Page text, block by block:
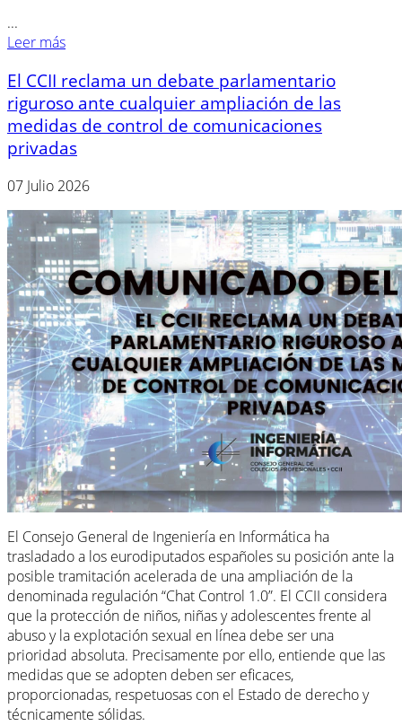
...
Leer más
El CCII reclama un debate parlamentario
riguroso ante cualquier ampliación de las
medidas de control de comunicaciones
privadas
07 Julio 2026
El Consejo General de Ingeniería en Informática ha
trasladado a los eurodiputados españoles su posición ante la
posible tramitación acelerada de una ampliación de la
denominada regulación “Chat Control 1.0”. El CCII considera
que la protección de niños, niñas y adolescentes frente al
abuso y la explotación sexual en línea debe ser una
prioridad absoluta. Precisamente por ello, entiende que las
medidas que se adopten deben ser eficaces,
proporcionadas, respetuosas con el Estado de derecho y
técnicamente sólidas.